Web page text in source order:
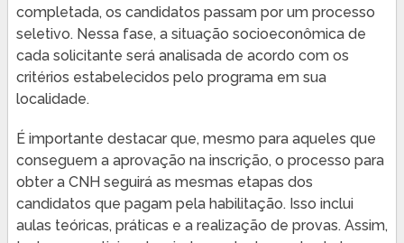
completada, os candidatos passam por um processo
seletivo. Nessa fase, a situação socioeconômica de
cada solicitante será analisada de acordo com os
critérios estabelecidos pelo programa em sua
localidade.
É importante destacar que, mesmo para aqueles que
conseguem a aprovação na inscrição, o processo para
obter a CNH seguirá as mesmas etapas dos
candidatos que pagam pela habilitação. Isso inclui
aulas teóricas, práticas e a realização de provas. Assim,